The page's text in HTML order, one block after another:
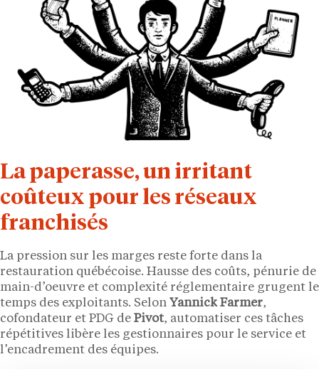
La paperasse, un irritant
coûteux pour les réseaux
franchisés
La pression sur les marges reste forte dans la
restauration québécoise. Hausse des coûts, pénurie de
main-d’oeuvre et complexité réglementaire grugent le
temps des exploitants. Selon Yannick Farmer,
cofondateur et PDG de Pivot, automatiser ces tâches
répétitives libère les gestionnaires pour le service et
l’encadrement des équipes.